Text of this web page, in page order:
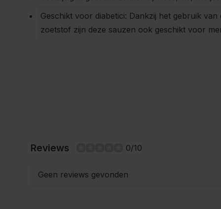
Geschikt voor diabetici: Dankzij het gebruik van
zoetstof zijn deze sauzen ook geschikt voor
Reviews 0/10
Geen reviews gevonden